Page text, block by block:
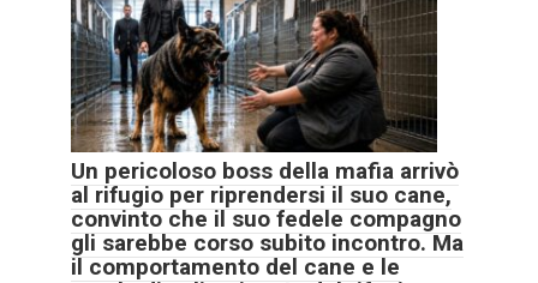
Un pericoloso boss della mafia arrivò
al rifugio per riprendersi il suo cane,
convinto che il suo fedele compagno
gli sarebbe corso subito incontro. Ma
il comportamento del cane e le